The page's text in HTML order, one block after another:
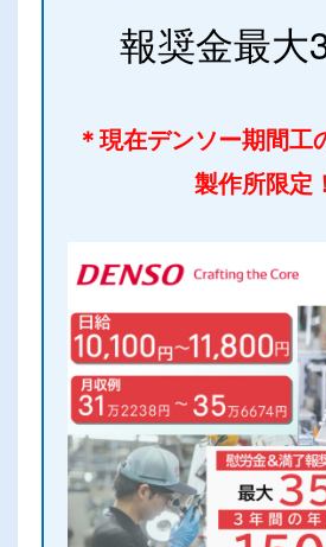
報奨金最大
＊現在デンソー期間工
製作所限定！